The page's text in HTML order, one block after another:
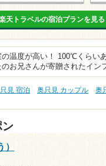
天トラベルの宿泊プランを見る
温度が高い！ 100℃くらい
お兄さんが寄贈されたイ
見 宿泊 奥只見 カップル 奥